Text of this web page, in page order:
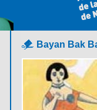
Bayan Bak